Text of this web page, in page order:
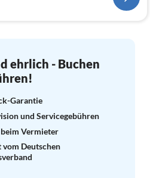
ehrlich - Buchen
Garantie
und Servicegebühren
Vermieter
Deutschen